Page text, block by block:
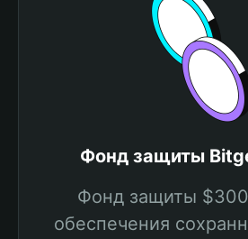
Фонд защиты
Фонд защиты
обеспечения